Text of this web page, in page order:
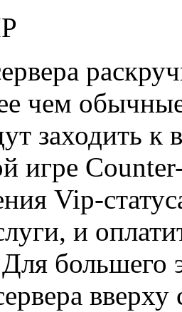
чем
заходить к
игре
Vip-
и
большего